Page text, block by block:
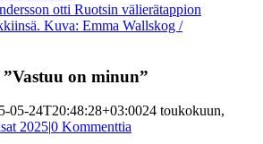
otti Ruotsin välierätappion
Kuva: Emma Wallskog /
on minun”
05-24T20:48:28+03:0024 toukokuun,
2025|0 Kommenttia